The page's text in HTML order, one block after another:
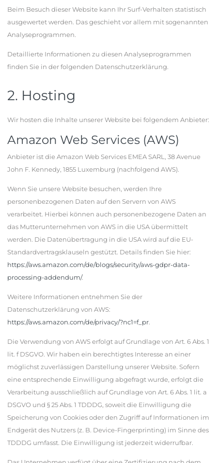
Beim Besuch dieser Website kann Ihr Surf-Verhalten statistisch
ausgewertet werden. Das geschieht vor allem mit sogenannten
Analyseprogrammen.
Detaillierte Informationen zu diesen Analyseprogrammen
finden Sie in der folgenden Datenschutzerklärung.
2. Hosting
Wir hosten die Inhalte unserer Website bei folgendem Anbieter:
Amazon Web Services (AWS)
Anbieter ist die Amazon Web Services EMEA SARL, 38 Avenue
John F. Kennedy, 1855 Luxemburg (nachfolgend AWS).
Wenn Sie unsere Website besuchen, werden Ihre
personenbezogenen Daten auf den Servern von AWS
verarbeitet. Hierbei können auch personenbezogene Daten an
das Mutterunternehmen von AWS in die USA übermittelt
werden. Die Datenübertragung in die USA wird auf die EU-
Standardvertragsklauseln gestützt. Details finden Sie hier:
https://aws.amazon.com/de/blogs/security/aws-gdpr-data-
processing-addendum/.
Weitere Informationen entnehmen Sie der
Datenschutzerklärung von AWS:
https://aws.amazon.com/de/privacy/?nc1=f_pr.
Die Verwendung von AWS erfolgt auf Grundlage von Art. 6 Abs. 1
lit. f DSGVO. Wir haben ein berechtigtes Interesse an einer
möglichst zuverlässigen Darstellung unserer Website. Sofern
eine entsprechende Einwilligung abgefragt wurde, erfolgt die
Verarbeitung ausschließlich auf Grundlage von Art. 6 Abs. 1 lit. a
DSGVO und § 25 Abs. 1 TDDDG, soweit die Einwilligung die
Speicherung von Cookies oder den Zugriff auf Informationen im
Endgerät des Nutzers (z. B. Device-Fingerprinting) im Sinne des
TDDDG umfasst. Die Einwilligung ist jederzeit widerrufbar.